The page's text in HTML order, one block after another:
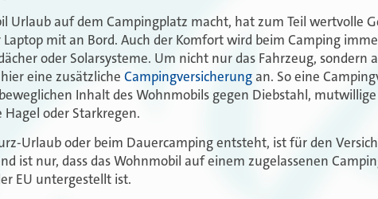
Urlaub auf dem Campingplatz macht, hat zum Teil wertvolle
Laptop mit an Bord. Auch der Komfort wird beim Camping
oder Solarsysteme. Um nicht nur das Fahrzeug, sondern
eine zusätzliche Campingversicherungan. So eine
Inhalt des Wohnmobils gegen Diebstahl,
oder Starkregen.
Urlaub oder beim Dauercamping entsteht, ist für den
ist nur, dass das Wohnmobil auf einem zugelassenen
EU untergestellt ist.